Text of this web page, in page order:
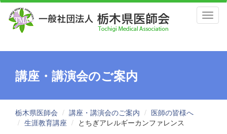
講座・講演会のご案内
栃木県医師会 講座・講演会のご案内
医師の皆様へ
生涯教育講座
とちぎアレルギーカンファレンス